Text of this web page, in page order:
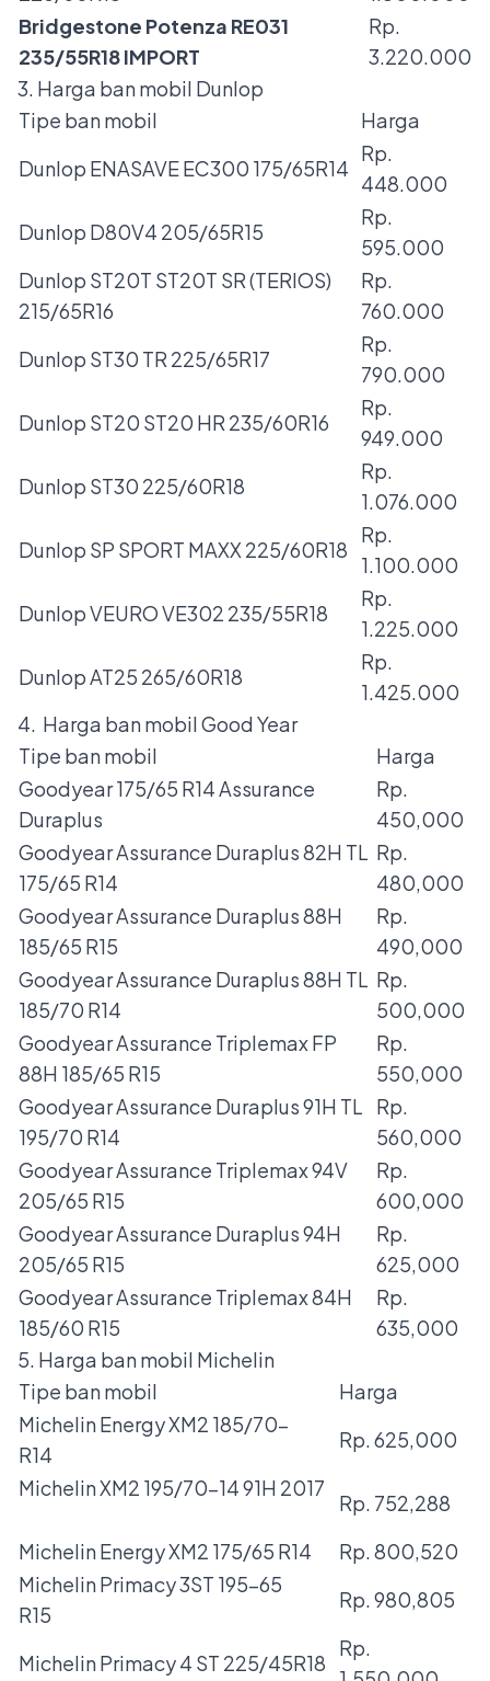
Bridgestone Potenza RE031
235/55R18 IMPORT
Rp.
3.220.000
3. Harga ban mobil Dunlop
Tipe ban mobil
Harga
Dunlop ENASAVE EC300 175/65R14
Rp.
448.000
Dunlop D80V4 205/65R15
Rp.
595.000
Dunlop ST20T ST20T SR (TERIOS)
215/65R16
Rp.
760.000
Dunlop ST30 TR 225/65R17
Rp.
790.000
Dunlop ST20 ST20 HR 235/60R16
Rp.
949.000
Dunlop ST30 225/60R18
Rp.
1.076.000
Dunlop SP SPORT MAXX 225/60R18
Rp.
1.100.000
Dunlop VEURO VE302 235/55R18
Rp.
1.225.000
Dunlop AT25 265/60R18
Rp.
1.425.000
4. Harga ban mobil Good Year
Tipe ban mobil
Harga
Goodyear 175/65 R14 Assurance
Duraplus
Rp.
450,000
Goodyear Assurance Duraplus 82H TL
175/65 R14
Rp.
480,000
Goodyear Assurance Duraplus 88H
185/65 R15
Rp.
490,000
Goodyear Assurance Duraplus 88H TL
185/70 R14
Rp.
500,000
Goodyear Assurance Triplemax FP
88H 185/65 R15
Rp.
550,000
Goodyear Assurance Duraplus 91H TL
195/70 R14
Rp.
560,000
Goodyear Assurance Triplemax 94V
205/65 R15
Rp.
600,000
Goodyear Assurance Duraplus 94H
205/65 R15
Rp.
625,000
Goodyear Assurance Triplemax 84H
185/60 R15
Rp.
635,000
5. Harga ban mobil Michelin
Tipe ban mobil
Harga
Michelin Energy XM2 185/70-
R14
Rp. 625,000
Michelin XM2 195/70-14 91H 2017
Rp. 752,288
Michelin Energy XM2 175/65 R14
Rp. 800,520
Michelin Primacy 3ST 195-65
R15
Rp. 980,805
Michelin Primacy 4 ST 225/45R18
Rp.